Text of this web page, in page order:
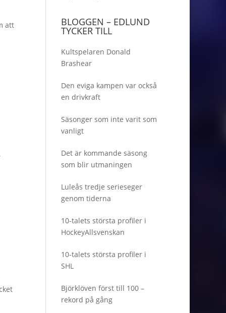
att
BLOGGEN – EDLUND
TYCKER TILL
Kultspelaren Donald
Brashear
Den eviga kampen var också
en drivkraft
Säsonger som inte varit som
vanligt
Det är kommande säsong
som blir utmaningen
Luleås tredje serieseger
genom tiderna
10-talets största profiler i
HockeyAllsvenskan
10-talets största profiler i
SHL
Björklöven först till 100 –
rekord på gång